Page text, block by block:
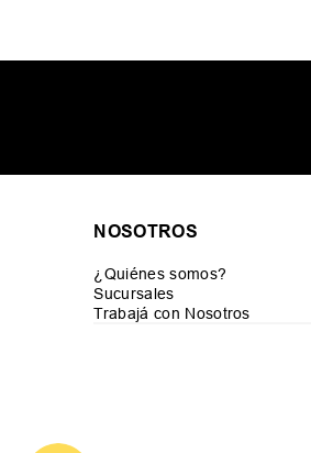
NOSOTROS
¿Quiénes somos?
Sucursales
Trabajá con Nosotros